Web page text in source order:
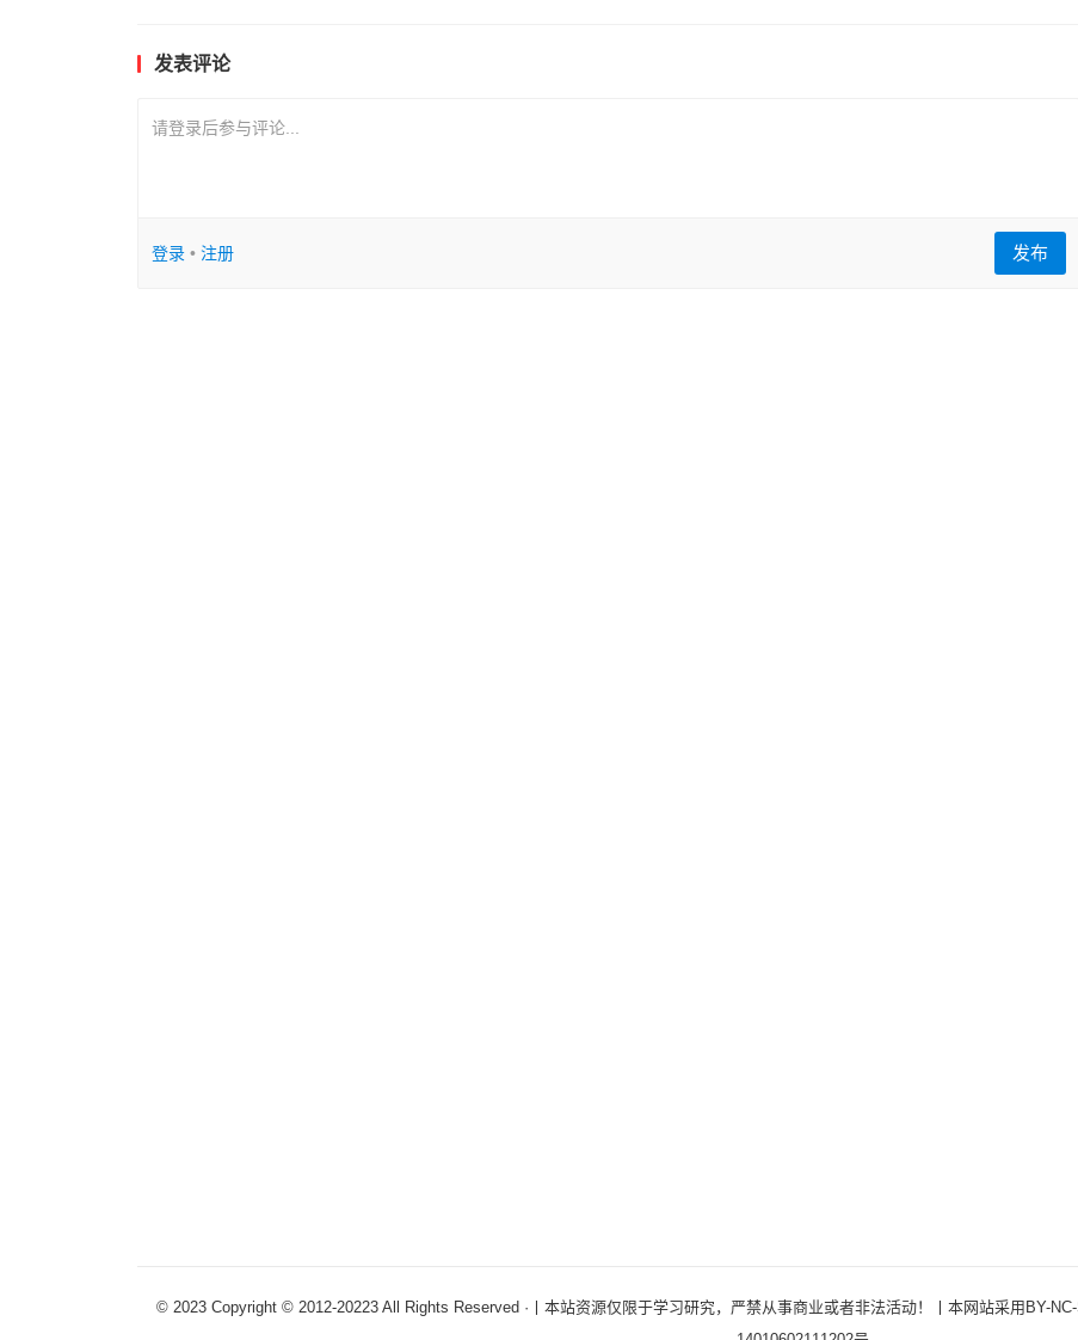
发表评论
请登录后参与评论...
登录• 注册 发布
© 2023 Copyright © 2012-20223 All Rights Reserved ·丨本站资源仅限于学习研究，严禁从事商业或者非法活动！丨本网站采用BY-